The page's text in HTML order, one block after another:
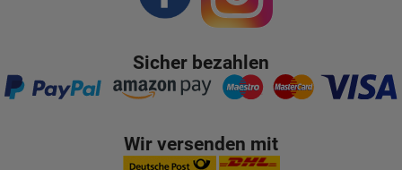
Sicher bezahlen
Wir versenden mit